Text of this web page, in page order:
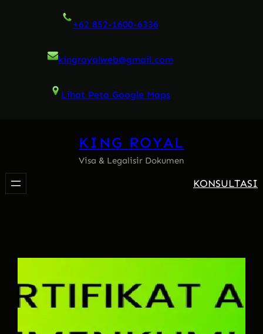
+62 852-1600-6336
kingroyalweb@gmail.com
Lihat Peta Google Maps
KING ROYAL
Visa & Legalisir Dokumen
KONSULTASI